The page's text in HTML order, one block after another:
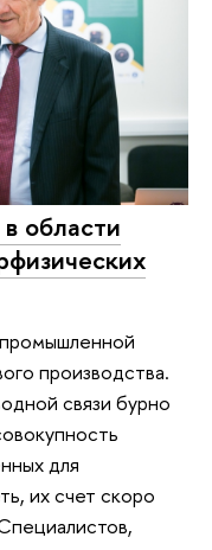
области
производства.
связи бурно
для
их счет скоро